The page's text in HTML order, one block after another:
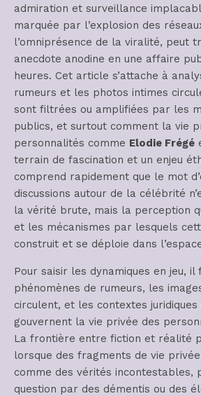
admiration et surveillance
marquée par l’explosion des
l’omniprésence de la viralité, peut
anecdote anodine en une affaire
heures. Cet article s’attache à
rumeurs et les photos intimes
sont filtrées ou amplifiées par les
publics, et surtout comment la vie
personnalités comme Elodie Frégé
terrain de fascination et un enjeu
comprend rapidement que le mot
discussions autour de la célébrité
la vérité brute, mais la perception
et les mécanismes par lesquels
construit et se déploie dans
Pour saisir les dynamiques en jeu,
phénomènes de rumeurs, les
circulent, et les contextes
gouvernent la vie privée des
La frontière entre fiction et réalité
lorsque des fragments de vie
comme des vérités incontestables,
question par des démentis ou des